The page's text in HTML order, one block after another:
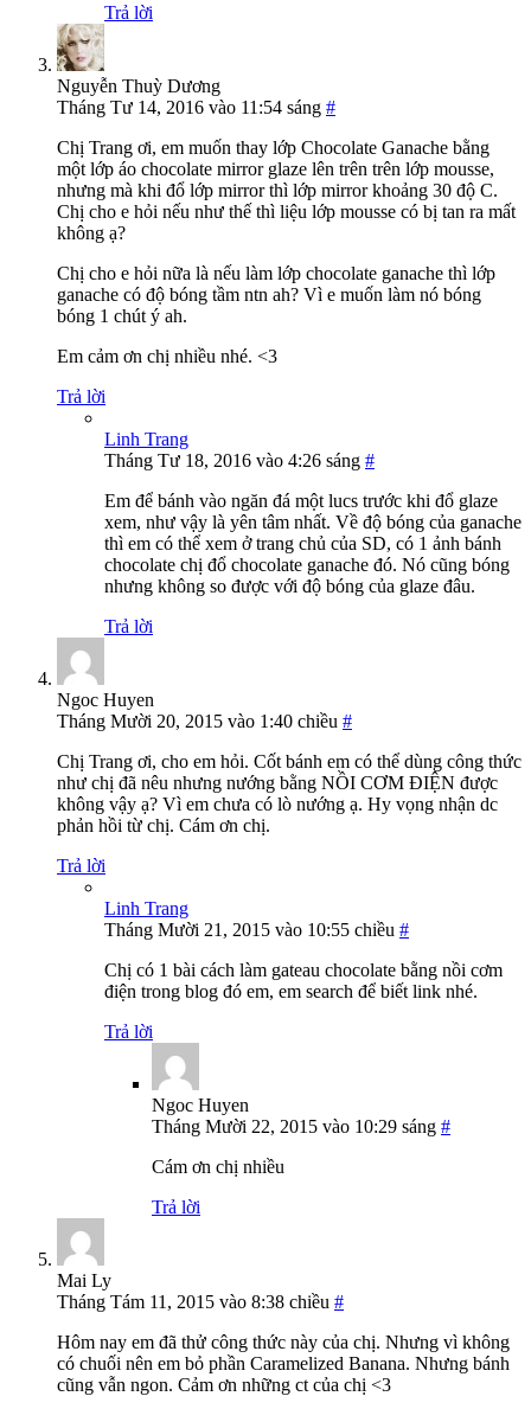
Trả lời
Nguyễn Thuỳ Dương
Tháng Tư 14, 2016 vào 11:54 sáng #
Chị Trang ơi, em muốn thay lớp Chocolate Ganache bằng
một lớp áo chocolate mirror glaze lên trên trên lớp mousse,
nhưng mà khi đổ lớp mirror thì lớp mirror khoảng 30 độ C.
Chị cho e hỏi nếu như thế thì liệu lớp mousse có bị tan ra mất
không ạ?
Chị cho e hỏi nữa là nếu làm lớp chocolate ganache thì lớp
ganache có độ bóng tầm ntn ah? Vì e muốn làm nó bóng
bóng 1 chút ý ah.
Em cảm ơn chị nhiều nhé. <3
Trả lời
Linh Trang
Tháng Tư 18, 2016 vào 4:26 sáng #
Em để bánh vào ngăn đá một lucs trước khi đổ glaze
xem, như vậy là yên tâm nhất. Về độ bóng của ganache
thì em có thể xem ở trang chủ của SD, có 1 ảnh bánh
chocolate chị đổ chocolate ganache đó. Nó cũng bóng
nhưng không so được với độ bóng của glaze đâu.
Trả lời
Ngoc Huyen
Tháng Mười 20, 2015 vào 1:40 chiều #
Chị Trang ơi, cho em hỏi. Cốt bánh em có thể dùng công thức
như chị đã nêu nhưng nướng bằng NỒI CƠM ĐIỆN được
không vậy ạ? Vì em chưa có lò nướng ạ. Hy vọng nhận dc
phản hồi từ chị. Cám ơn chị.
Trả lời
Linh Trang
Tháng Mười 21, 2015 vào 10:55 chiều #
Chị có 1 bài cách làm gateau chocolate bằng nồi cơm
điện trong blog đó em, em search để biết link nhé.
Trả lời
Ngoc Huyen
Tháng Mười 22, 2015 vào 10:29 sáng #
Cám ơn chị nhiều
Trả lời
Mai Ly
Tháng Tám 11, 2015 vào 8:38 chiều #
Hôm nay em đã thử công thức này của chị. Nhưng vì không
có chuối nên em bỏ phần Caramelized Banana. Nhưng bánh
cũng vẫn ngon. Cảm ơn những ct của chị <3